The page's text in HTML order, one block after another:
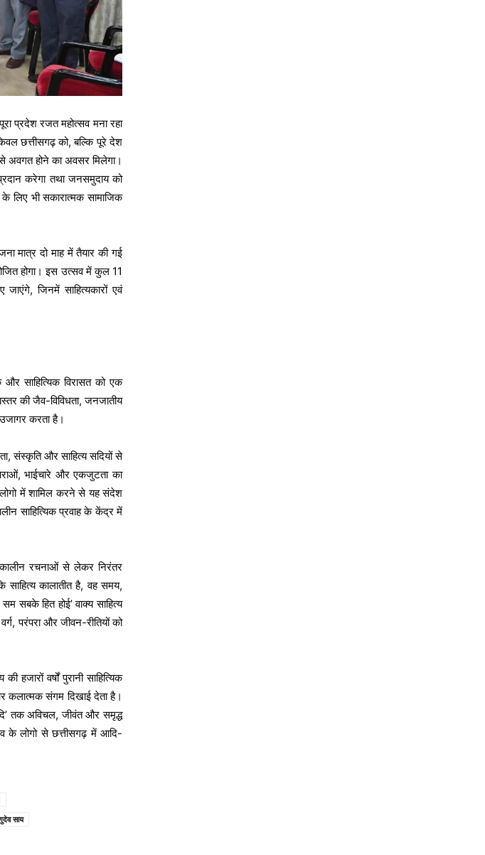
प्रदेश रजत महोत्सव मना रहा
छत्तीसगढ़ को, बल्कि पूरे देश
अवगत होने का अवसर मिलेगा।
करेगा तथा जनसमुदाय को
लिए भी सकारात्मक सामाजिक
मात्र दो माह में तैयार की गई
होगा। इस उत्सव में कुल 11
जिनमें साहित्यकारों एवं
साहित्यिक विरासत को एक
की जैव-विविधता, जनजातीय
करता है।
संस्कृति और साहित्य सदियों से
भाईचारे और एकजुटता का
में शामिल करने से यह संदेश
साहित्यिक प्रवाह के केंद्र में
रचनाओं से लेकर निरंतर
कालातीत है, वह समय,
सबके हित होई’ वाक्य साहित्य
परंपरा और जीवन-रीतियों को
हजारों वर्षों पुरानी साहित्यिक
कलात्मक संगम दिखाई देता है।
तक अविचल, जीवंत और समृद्ध
के लोगो से छत्तीसगढ़ में आदि-
साय